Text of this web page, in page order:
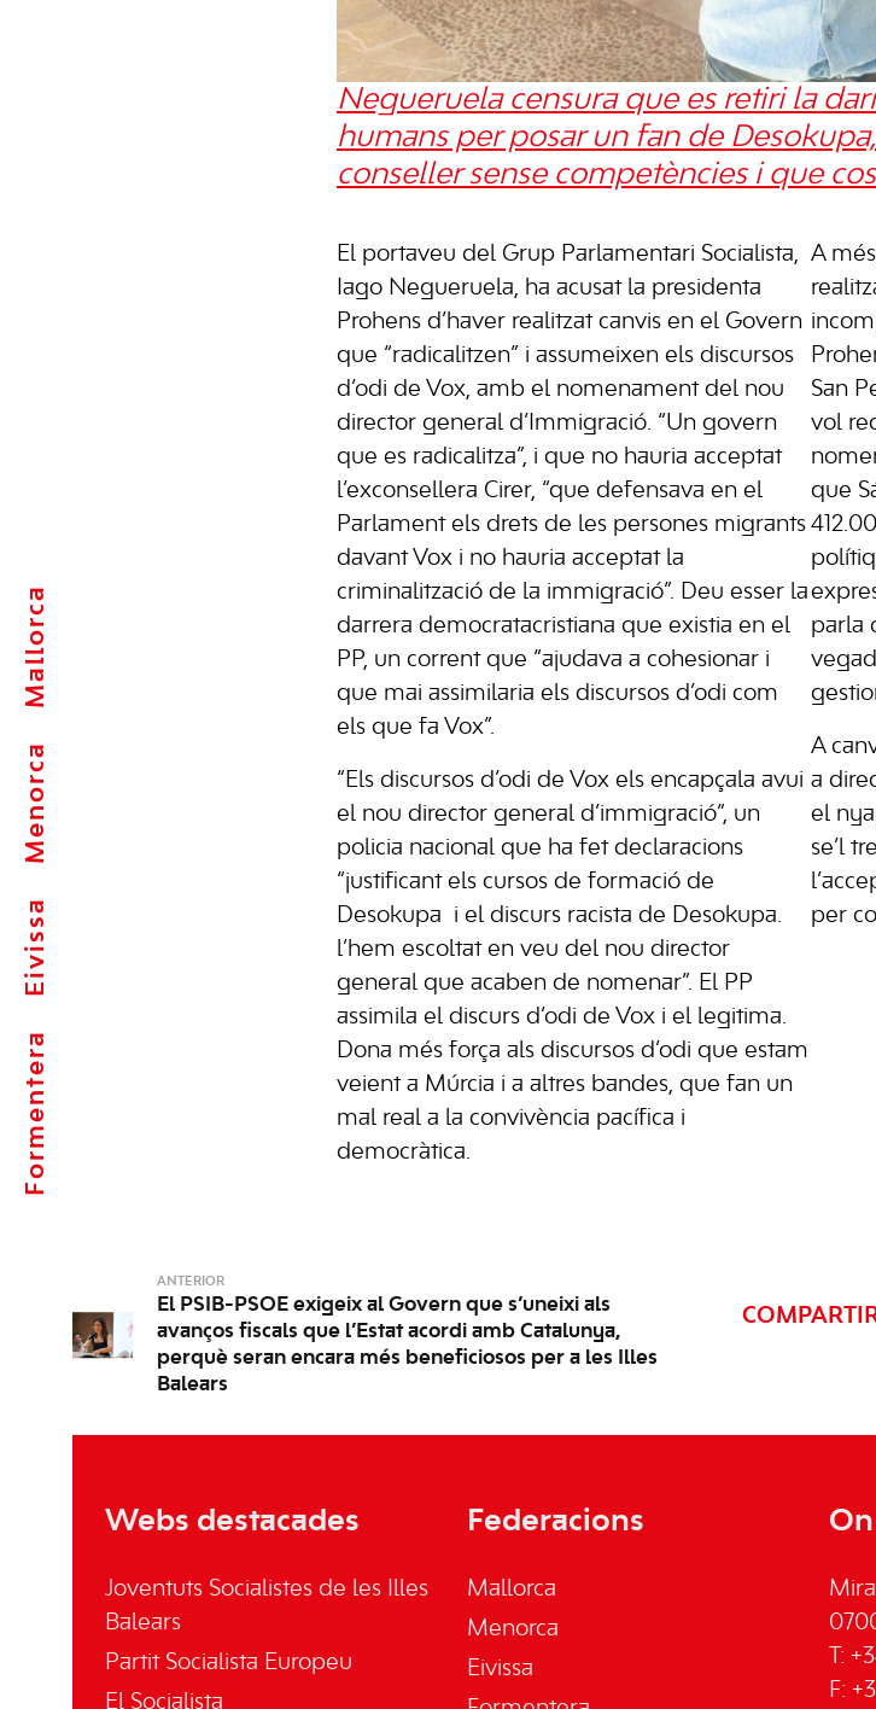
Formentera
Eivissa
Menorca
Mallorca
Negueruela censura que es retiri la
humans per posar un fan de
conseller sense competències i que
El portaveu del Grup Parlamentari Socialista,
Iago Negueruela, ha acusat la presidenta
Prohens d’haver realitzat canvis en el Govern
que “radicalitzen” i assumeixen els discursos
d’odi de Vox, amb el nomenament del nou
director general d’Immigració. “Un govern
que es radicalitza”, i que no hauria acceptat
l’exconsellera Cirer, “que defensava en el
Parlament els drets de les persones migrants
davant Vox i no hauria acceptat la
criminalització de la immigració”. Deu esser la
darrera democratacristiana que existia en el
PP, un corrent que “ajudava a cohesionar i
que mai assimilaria els discursos d’odi com
els que fa Vox”.
“Els discursos d’odi de Vox els encapçala avui
el nou director general d’immigració”, un
policia nacional que ha fet declaracions
“justificant els cursos de formació de
Desokupa i el discurs racista de Desokupa.
l’hem escoltat en veu del nou director
general que acaben de nomenar”. El PP
assimila el discurs d’odi de Vox i el legitima.
Dona més força als discursos d’odi que estam
veient a Múrcia i a altres bandes, que fan un
mal real a la convivència pacífica i
democràtica.
A
San
vol
que
parla
A
a
el
se’l
per
ANTERIOR
El PSIB-PSOE exigeix al Govern que s’uneixi als
avanços fiscals que l’Estat acordi amb Catalunya,
perquè seran encara més beneficiosos per a les Illes
Balears
Webs destacades
Joventuts Socialistes de les Illes
Balears
Partit Socialista Europeu
El Socialista
Federacions
Mallorca
Menorca
Eivissa
T:
F: